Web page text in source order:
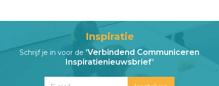
Inspiratie
Schrijf je in voor de ‘Verbindend Communiceren
Inspiratienieuwsbrief’